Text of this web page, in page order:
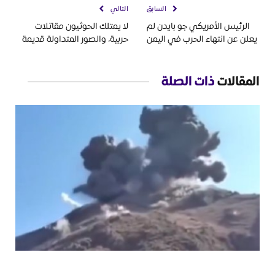
السابق
الرئيس الأمريكي جو بايدن لم
يعلن عن انتهاء الحرب في اليمن
التالي
لا يمتلك الحوثيون مقاتلات
حربية، والصور المتداولة قديمة
المقالاتذات الصلة